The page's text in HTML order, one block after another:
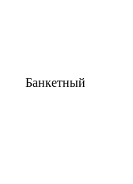
Банкетный